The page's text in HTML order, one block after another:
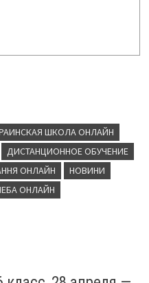
ШКОЛА ОНЛАЙН
ДИСТАНЦИОННОЕ ОБУЧЕНИЕ
ОНЛАЙН
НОВИНИ
ОНЛАЙН